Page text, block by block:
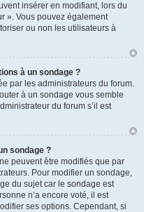
insérer en modifiant, lors du
». Vous pouvez également
ou non les utilisateurs à
à un sondage ?
par les administrateurs du forum.
à un sondage vous semble
du forum s’il est
sondage ?
peuvent être modifiés que par
Pour modifier un sondage,
du sujet car le sondage est
n’a encore voté, il est
ses options. Cependant, si